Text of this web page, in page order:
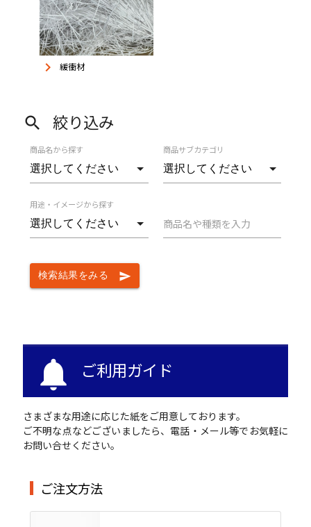
keyboard_arrow_right 緩衝材
search 絞り込み
商品名から探す 商品サブカテゴリ
用途・イメージから探す
商品名や種類を入力
send
検索結果をみる
notifications ご利用ガイド
さまざまな用途に応じた紙をご用意しております。
ご不明な点などございましたら、電話・メール等でお気軽に
お問い合せください。
ご注文方法